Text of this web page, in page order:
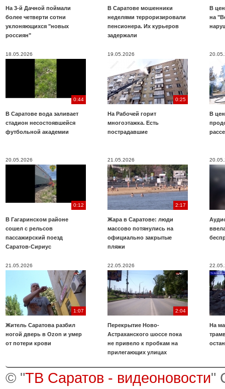
На 3-й Дачной поймали
более четверти сотни
уклоняющихся "новых
россиян"
В Саратове мошенники
неделями терроризировали
пенсионера. Их курьеров
задержали
В
на
18.05.2026
0:44
В Саратове вода заливает
стадион несостоявшейся
футбольной академии
19.05.2026
0:25
На Рабочей горит
многоэтажка. Есть
пострадавшие
В
20.05.2026
0:12
В Гагаринском районе
сошел с рельсов
пассажирский поезд
Саратов-Сириус
21.05.2026
2:17
Жара в Саратове: люди
массово потянулись на
официально закрытые
пляжи
21.05.2026
1:07
Житель Саратова разбил
ногой дверь в Ozon и умер
от потери крови
22.05.2026
2:04
Перекрытие Ново-
Астраханского шоссе пока
не привело к пробкам на
прилегающих улицах
На
© "ТВ Саратов - видеоновости"